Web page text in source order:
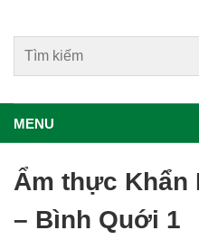
MENU
Ẩm thực Khẩn
– Bình Quới 1